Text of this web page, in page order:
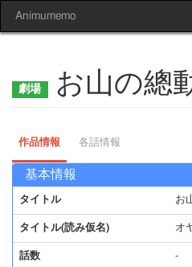
Animumemo
お山の總
作品情報 各話情報
基本情報
タイトル お
タイトル(読み仮名) オ
話数 -